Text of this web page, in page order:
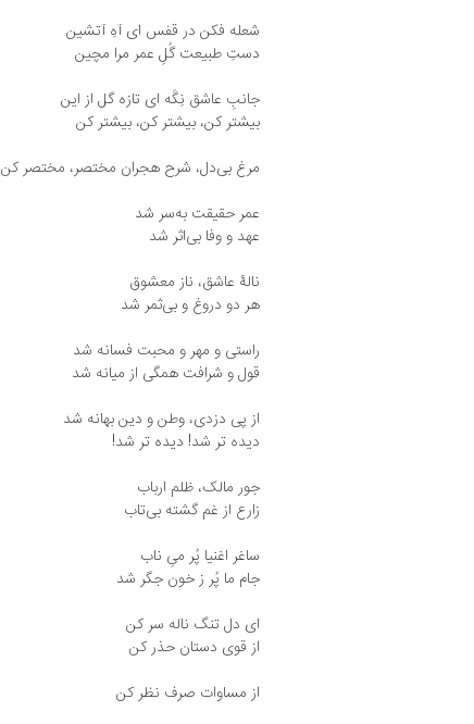
شعله فکن در قفس ای آهِ آتشین
دستِ طبیعت گُلِ عمر مرا مچین
جانبِ عاشق نِگَه ای تازه گل از این
بیشتر کن، بیشتر کن، بیشتر کن
مرغ بی‌دل، شرح هجران مختصر، مختصر کن
عمر حقیقت به‌سر شد
عهد و وفا بی‌اثر شد
نالهٔ عاشق، ناز معشوق
هر دو دروغ و بی‌ثمر شد
راستی و مهر و محبت فسانه شد
قول و شرافت همگی از میانه شد
از پی دزدی، وطن و دین بهانه شد
دیده تر شد! دیده تر شد!
جور مالک، ظلم ارباب
زارع از غم گشته بی‌تاب
ساغر اغنیا پُر میِ ناب
جام ما پُر ز خون جگر شد
ای دل تنگ ناله سر کن
از قوی دستان حذر کن
از مساوات صرف نظر کن